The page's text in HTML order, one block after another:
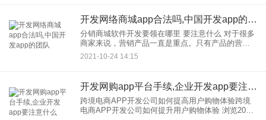
开发网络商城app合法吗,中国开发app的团队
分销商城软件开发要领在哪里 要注意什么 对于很多
商家来说，营销产品一直是重点。只有产品的营销
量足够高，商家才能从中受益。过去很多商家可能
热衷于线下经营实体店，但现在实体店已经过时
2021-10-24 14:15
开发网购app平台手续,企业开发app要注意什么
跨境电商APP开发公司如何提高用户购物体验跨境
电商APP开发公司如何提升用户购物体验 浏览2021